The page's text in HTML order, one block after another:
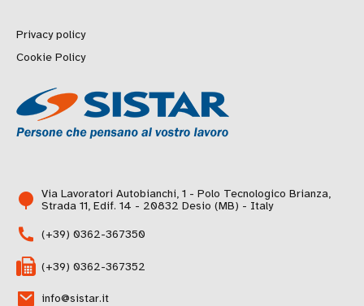
Privacy policy
Cookie Policy
Via Lavoratori Autobianchi, 1 - Polo Tecnologico Brianza,
Strada 11, Edif. 14 - 20832 Desio (MB) - Italy
(+39) 0362-367350
(+39) 0362-367352
info@sistar.it